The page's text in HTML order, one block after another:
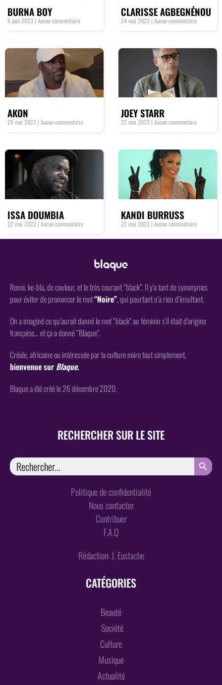
BURNA BOY
6 juin 2023 Aucun commentaire
CLARISSE AGBEGNÉNOU
24 mai 2023 Aucun commentaire
AKON
24 mai 2023 Aucun commentaire
JOEY STARR
22 mai 2023 Aucun commentaire
ISSA DOUMBIA
22 mai 2023 Aucun commentaire
KANDI BURRUSS
22 mai 2023 Aucun commentaire
Renoi, ke-bla, de couleur, et le très courant “black”. Il y’a tant de synonymes
pour éviter de prononcer le mot“Noire”, qui pourtant n’a rien d’insultant.
On a imaginé ce qu’aurait donné le mot “black” au féminin s’il était d’origine
française… et ça a donné “Blaque”.
Créole, africaine ou intéressée par la culture noire tout simplement,
bienvenue sur Blaque.
Blaque a été créé le 26 décembre 2020.
RECHERCHER SUR LE SITE
Search
for:
SEARCH
Politique de confidentialité
Nous contacter
Contribuer
F.A.Q
Rédaction: J. Eustache
CATÉGORIES
Beauté
Société
Culture
Musique
Actualité